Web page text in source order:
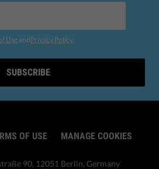
UseandPrivacy Policy.
SUBSCRIBE
OF USE MANAGE COOKIES
90, 12051 Berlin, Germany